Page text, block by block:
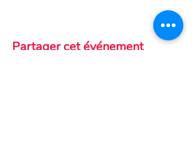
Partager cet événement